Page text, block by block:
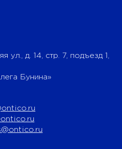
ул., д. 14, стр. 7, подъезд 1,
Бунина»